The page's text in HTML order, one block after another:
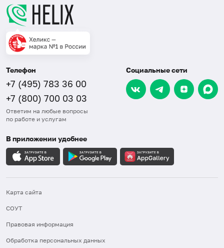
Телефон
+7 (495) 783 36 00
+7 (800) 700 03 03
Ответим на любые вопросы
по работе и услугам
Социальные сети
В приложении удобнее
Карта сайта
СОУТ
Правовая информация
Обработка персональных данных